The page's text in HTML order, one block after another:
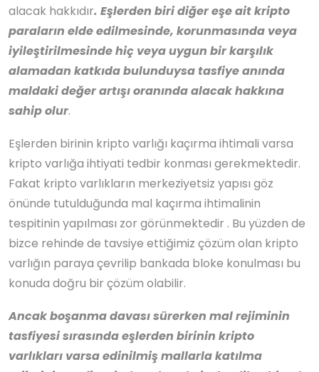
alacak hakkıdır. Eşlerden biri diğer eşe ait kripto
paraların elde edilmesinde, korunmasında veya
iyileştirilmesinde hiç veya uygun bir karşılık
alamadan katkıda bulunduysa tasfiye anında
maldaki değer artışı oranında alacak hakkına
sahip olur.
Eşlerden birinin kripto varlığı kaçırma ihtimali varsa
kripto varlığa ihtiyati tedbir konması gerekmektedir.
Fakat kripto varlıkların merkeziyetsiz yapısı göz
önünde tutulduğunda mal kaçırma ihtimalinin
tespitinin yapılması zor görünmektedir . Bu yüzden de
bizce rehinde de tavsiye ettiğimiz çözüm olan kripto
varlığın paraya çevrilip bankada bloke konulması bu
konuda doğru bir çözüm olabilir.
Ancak boşanma davası sürerken mal rejiminin
tasfiyesi sırasında eşlerden birinin kripto
varlıkları varsa edinilmiş mallarla katılma